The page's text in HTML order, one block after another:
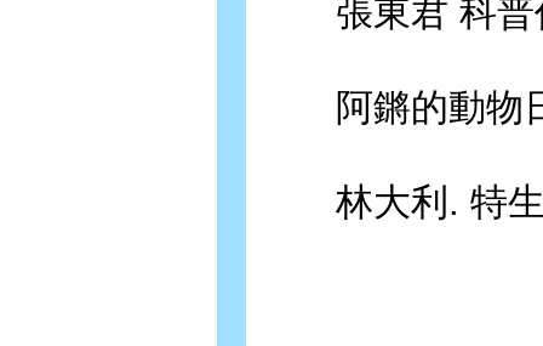
張東君 科普
阿鏘的動物日
林大利. 特生